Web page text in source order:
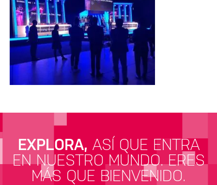
EXPLORA, ASÍ QUE ENTRA
EN NUESTRO MUNDO.ERES
MÁS QUE BIENVENIDO.